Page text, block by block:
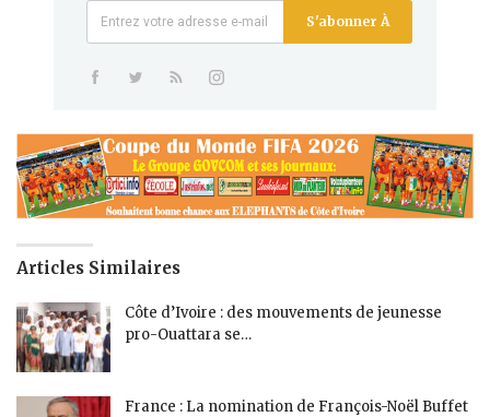
S'abonner À
Articles Similaires
Côte d’Ivoire : des mouvements de jeunesse
pro-Ouattara se…
France : La nomination de François-Noël Buffet